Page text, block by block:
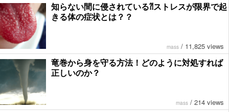
知らない間に侵されている⁈ストレスが限界で起
きる体の症状とは？？
mass / 11,825 views
竜巻から身を守る方法！どのように対処すれば
正しいのか？
mass / 214 views